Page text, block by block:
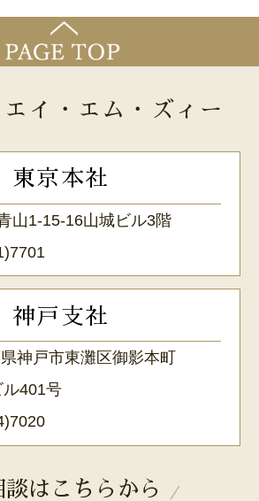
イ・エム・ズィー
東京本社
山1-15-16山城ビル3階
神戸支社
神戸市東灘区御影本町
401号
談はこちらから